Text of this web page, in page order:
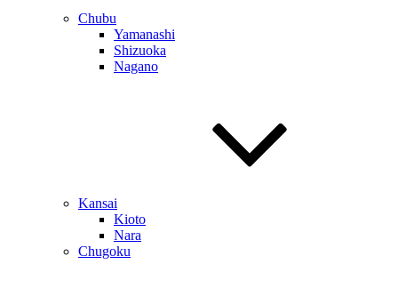
Chubu
Yamanashi
Shizuoka
Nagano
Kansai
Kioto
Nara
Chugoku